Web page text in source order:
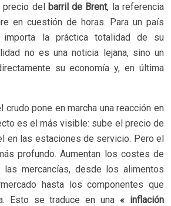
precio del barril de Brent, la referencia
en cuestión de horas. Para un país
importa la práctica totalidad de su
no es una noticia lejana, sino un
su economía y, en última
crudo pone en marcha una reacción en
es el más visible: sube el precio de
en las estaciones de servicio. Pero el
profundo. Aumentan los costes de
mercancías, desde los alimentos
hasta los componentes que
Esto se traduce en una« inflación